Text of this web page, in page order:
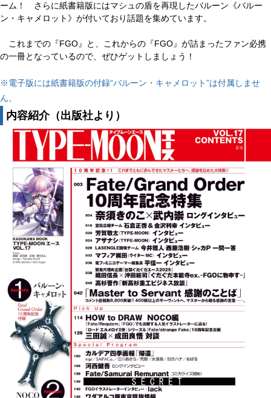
ーム！ さらに紙書籍版にはマシュの盾を再現したバルーン《バルー
ン・キャメロット》が付いており話題を集めています。
これまでの『FGO』と、これからの『FGO』が詰まったファン必携
の一冊となっているので、ぜひゲットしましょう！
※電子版には紙書籍版の付録“バルーン・キャメロット”は付属しませ
ん。
内容紹介（出版社より）